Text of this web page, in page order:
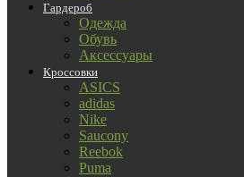
Гардероб
Одежда
Обувь
Аксессуары
Кроссовки
ASICS
adidas
Nike
Saucony
Reebok
Puma